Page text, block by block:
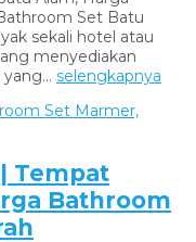
Set Batu
sekali hotel atau
menyediakan
selengkapnya
Tempat
Bathroom